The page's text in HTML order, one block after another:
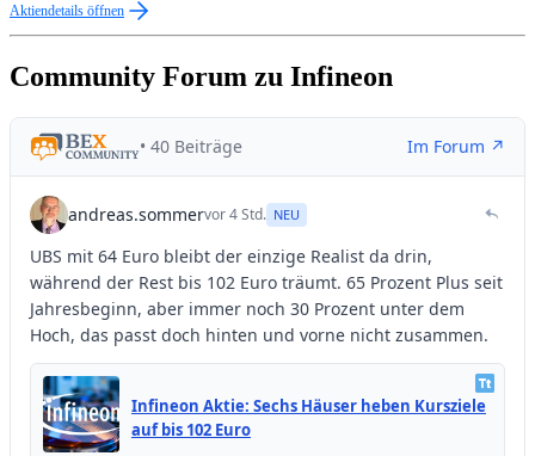
Aktiendetails öffnen
Community Forum zu Infineon